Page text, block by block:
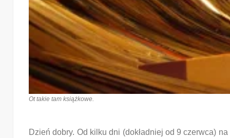
Ot takie tam książkowe.
Dzień dobry. Od kilku dni (dokładniej od 9 czerwca)